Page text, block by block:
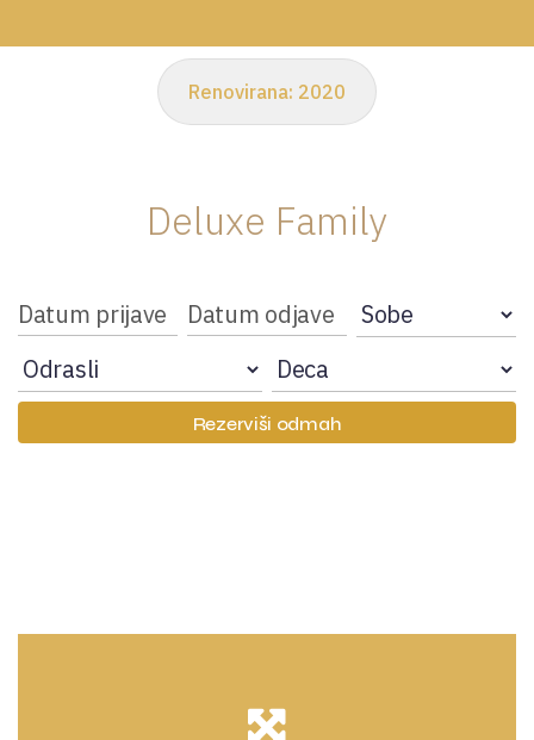
Renovirana: 2020
Deluxe Family
Rezerviši odmah